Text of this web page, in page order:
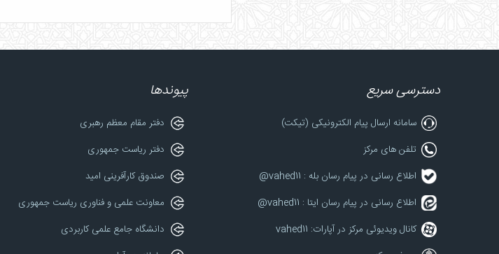
دسترسی سریع
سامانه ارسال پیام الکترونیکی (تیکت)
تلفن های مرکز
اطلاع رسانی در پیام رسان بله : vahed11@
اطلاع رسانی در پیام رسان ایتا : vahed11@
کانال ویدیوئی مرکز در آپارات: vahed11
پیوندها
دفتر مقام معظم رهبری
دفتر ریاست جمهوری
صندوق کارآفرینی امید
معاونت علمی و فناوری ریاست جمهوری
دانشگاه جامع علمی کاربردی